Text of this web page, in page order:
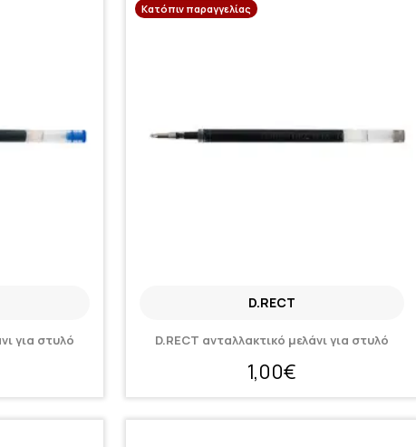
για στυλό
Κατόπιν παραγγελίας
D.RECT
D.RECT ανταλλακτικό μελάνι για στυλό
1,00€